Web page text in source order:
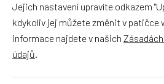
Zatím zde nejsou žádné dotazy.
Jejich nastavení upravíte odkazem
kdykoliv jej můžete změnit v patičce
informace najdete v našich
údajů